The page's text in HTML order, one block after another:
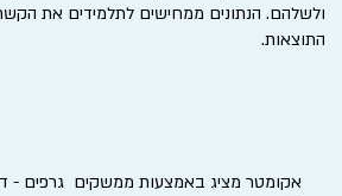
ולשלהם. הנתונים ממחישים לתלמידים את
התוצאות.
אקומטר מציג באמצעות ממשקים גרפים -